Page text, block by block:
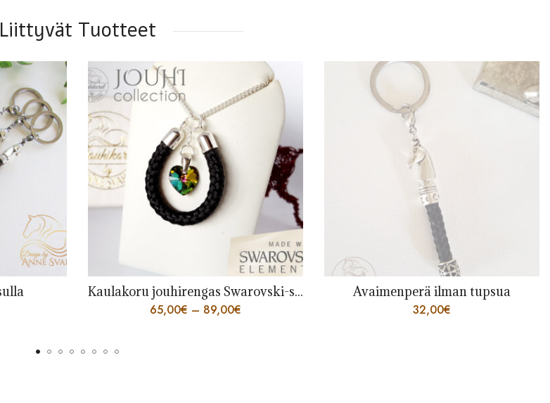
Liittyvät Tuotteet
Avaimenperä ilman tupsua
32,00€
Rannekoru litteällä koripunoksella
72,00€ – 348,00